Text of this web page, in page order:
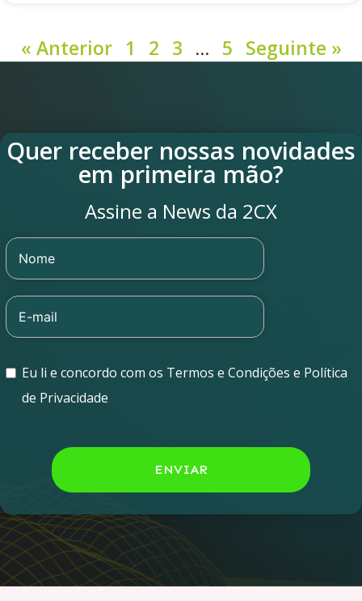
« Anterior 1 2 3 … 5 Seguinte »
Quer receber nossas novidades
em primeira mão?
Assine a News da 2CX
Eu li e concordo com os Termos e Condições e Política
de Privacidade
ENVIAR